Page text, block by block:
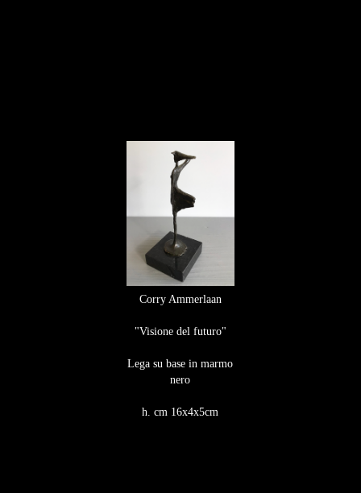
Corry Ammerlaan
"Visione del futuro"
Lega su base in marmo
nero​​​​​​​
h. cm 16x4x5cm